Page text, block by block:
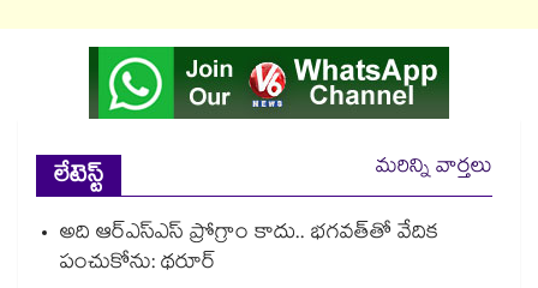
లేటెస్ట్
మరిన్ని వార్తలు
అది ఆర్ఎస్ఎస్ ప్రోగ్రాం కాదు.. భగవత్‌‌తో వేదిక
పంచుకోను: థరూర్